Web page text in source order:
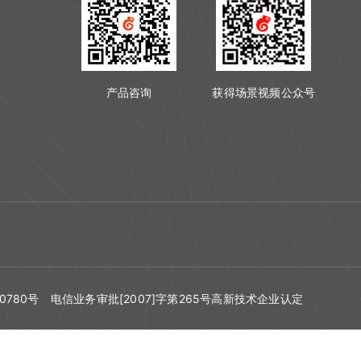
产品咨询 获得场景视频公众号
号 电信业务审批[2007]字第265号高新技术企业认定